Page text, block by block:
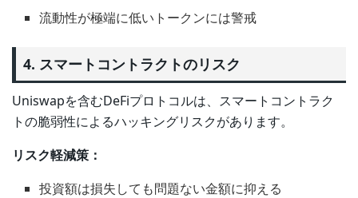
流動性が極端に低いトークンには警戒
4. スマートコントラクトのリスク
Uniswapを含むDeFiプロトコルは、スマートコントラク
トの脆弱性によるハッキングリスクがあります。
リスク軽減策：
投資額は損失しても問題ない金額に抑える